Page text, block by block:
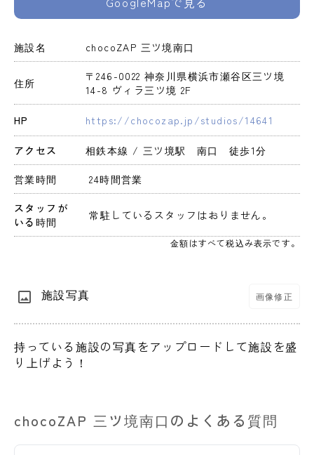
施設名 chocoZAP 三ツ境南口
住所
〒246-0022 神奈川県横浜市瀬谷区三ツ境
14-8 ヴィラ三ツ境 2F
HP https://chocozap.jp/studios/14641
アクセス 相鉄本線 / 三ツ境駅　南口　徒歩1分
営業時間 24時間営業
スタッフが
いる時間
常駐しているスタッフはおりません。
金額はすべて税込み表示です。
施設写真 画像修正
持っている施設の写真をアップロードして施設を盛
り上げよう！
chocoZAP 三ツ境南口のよくある質問